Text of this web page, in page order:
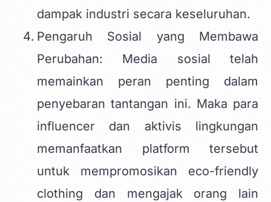
dampak industri secara keseluruhan.
Pengaruh Sosial yang Membawa
Perubahan: Media sosial telah
memainkan peran penting dalam
penyebaran tantangan ini. Maka para
influencer dan aktivis lingkungan
memanfaatkan platform tersebut
untuk mempromosikan eco-friendly
clothing dan mengajak orang lain